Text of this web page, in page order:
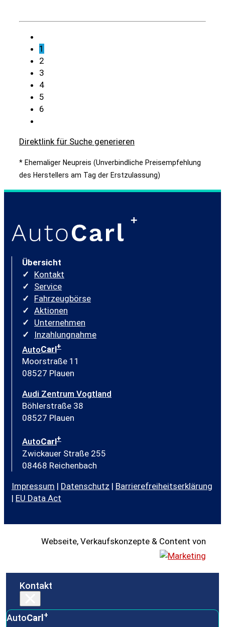
1
2
3
4
5
6
Direktlink für Suche generieren
* Ehemaliger Neupreis (Unverbindliche Preisempfehlung
des Herstellers am Tag der Erstzulassung)
Übersicht
Kontakt
Service
Fahrzeugbörse
Aktionen
Unternehmen
Inzahlungnahme
AutoCarl+
Moorstraße 11
08527 Plauen
Audi Zentrum Vogtland
Böhlerstraße 38
08527 Plauen
AutoCarl+
Zwickauer Straße 255
08468 Reichenbach
Impressum | Datenschutz | Barrierefreiheitserklärung
| EU Data Act
Webseite, Verkaufskonzepte & Content von
Kontakt
×
AutoCarl +